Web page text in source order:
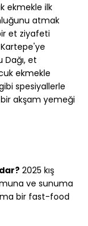
ekmekle ilk
atmak
et ziyafeti
Kartepe'ye
et
ekmekle
spesiyallerle
akşam yemeği
2025 kış
ve sunuma
bir fast-food